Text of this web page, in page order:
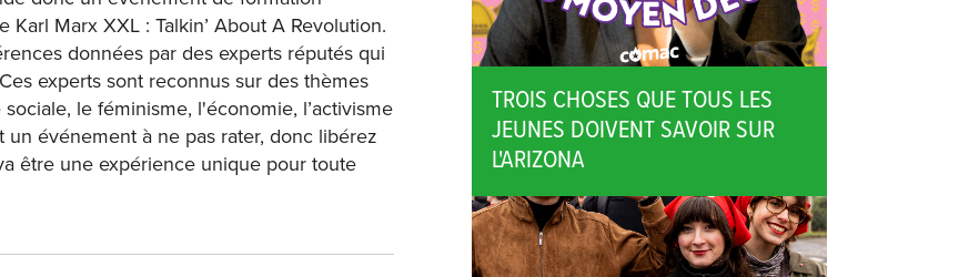
Marx XXL : Talkin’ About A Revolution.
données par des experts réputés qui
experts sont reconnus sur des thèmes
le féminisme, l'économie, l’activisme
un événement à ne pas rater, donc libérez
être une expérience unique pour toute
TROIS CHOSES QUE TOUS LES
JEUNES DOIVENT SAVOIR SUR
L'ARIZONA